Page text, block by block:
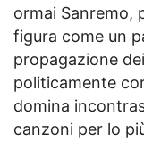
ormai Sanremo,
figura come un
propagazione
politicamente
domina
canzoni per lo